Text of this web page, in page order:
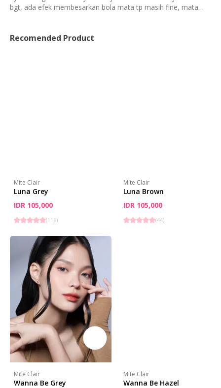
bgt, ada efek membesarkan bola mata tp masih fine, mata
pakai sih insyaallah ini softlens nyaman bgt ya walau tanpa
Recomended Product
Mite Clair
Luna Grey
IDR 105,000
(119)
Mite Clair
Luna Brown
IDR 105,000
(44)
Mite Clair
Wanna Be Grey
Mite Clair
Wanna Be Hazel